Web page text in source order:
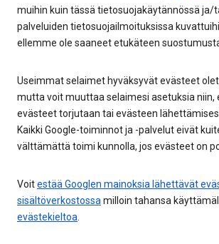
muihin kuin tässä tietosuojakäytännössä ja/
palveluiden tietosuojailmoituksissa
ellemme ole saaneet etukäteen
Useimmat selaimet hyväksyvät evästeet
mutta voit muuttaa selaimesi asetuksia niin,
evästeet torjutaan tai evästeen
Kaikki Google-toiminnot ja -palvelut eivät
välttämättä toimi kunnolla, jos evästeet on
Voitestää Googlen mainoksia lähettävät
sisältöverkostossa milloin tahansa
evästekieltoa